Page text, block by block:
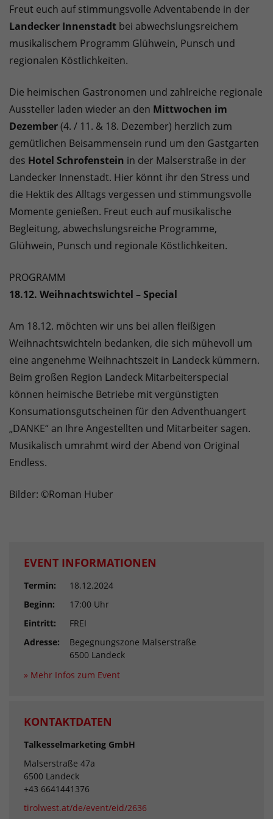
Freut euch auf stimmungsvolle Adventabende in der
Landecker Innenstadt bei abwechslungsreichem
musikalischem Programm Glühwein, Punsch und
regionalen Köstlichkeiten.
Die heimischen Gastronomen und zahlreiche regionale
Aussteller laden wieder an den Mittwochen im
Dezember(4. / 11. & 18. Dezember) herzlich zum
gemütlichen Beisammensein rund um den Gastgarten
des Hotel Schrofenstein in der Malserstraße in der
Landecker Innenstadt. Hier könnt ihr den Stress und
die Hektik des Alltags vergessen und stimmungsvolle
Momente genießen. Freut euch auf musikalische
Begleitung, abwechslungsreiche Programme,
Glühwein, Punsch und regionale Köstlichkeiten.
PROGRAMM
18.12. Weihnachtswichtel – Special
Am 18.12. möchten wir uns bei allen fleißigen
Weihnachtswichteln bedanken, die sich mühevoll um
eine angenehme Weihnachtszeit in Landeck kümmern.
Beim großen Region Landeck Mitarbeiterspecial
können heimische Betriebe mit vergünstigten
Konsumationsgutscheinen für den Adventhuangert
„DANKE“ an Ihre Angestellten und Mitarbeiter sagen.
Musikalisch umrahmt wird der Abend von Original
Endless.
Bilder: ©Roman Huber
EVENT INFORMATIONEN
Termin:
18.12.2024
Beginn:
17:00 Uhr
Eintritt:
FREI
Adresse:
Begegnungszone Malserstraße
6500 Landeck
» Mehr Infos zum Event
KONTAKTDATEN
Talkesselmarketing GmbH
Malserstraße 47a
6500 Landeck
+43 6641441376
tirolwest.at/de/event/eid/2636